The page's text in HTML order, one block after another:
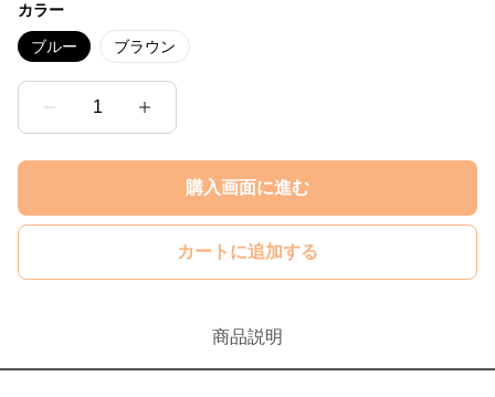
カラー
ブルー ブラウン
1
購入画面に進む
カートに追加する
商品説明